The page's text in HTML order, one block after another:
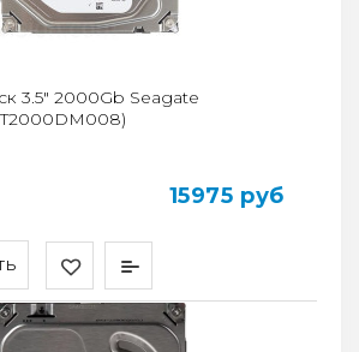
3.5" 2000Gb Seagate
15975 руб